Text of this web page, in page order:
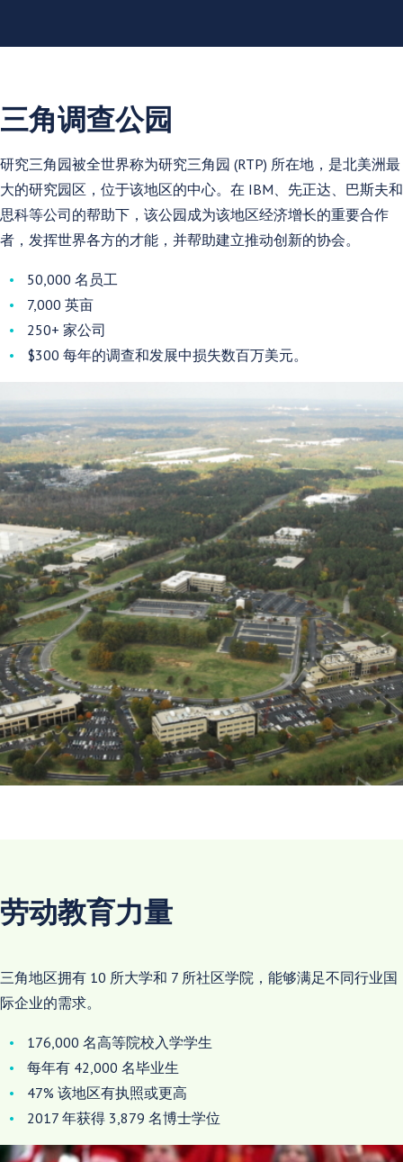
三角调查公园
研究三角园被全世界称为研究三角园 (RTP) 所在地，是北美洲最
大的研究园区，位于该地区的中心。在 IBM、先正达、巴斯夫和
思科等公司的帮助下，该公园成为该地区经济增长的重要合作
者，发挥世界各方的才能，并帮助建立推动创新的协会。
50,000 名员工
7,000 英亩
250+ 家公司
$300 每年的调查和发展中损失数百万美元。
劳动教育力量
三角地区拥有 10 所大学和 7 所社区学院，能够满足不同行业国
际企业的需求。
176,000 名高等院校入学学生
每年有 42,000 名毕业生
47% 该地区有执照或更高
2017 年获得 3,879 名博士学位